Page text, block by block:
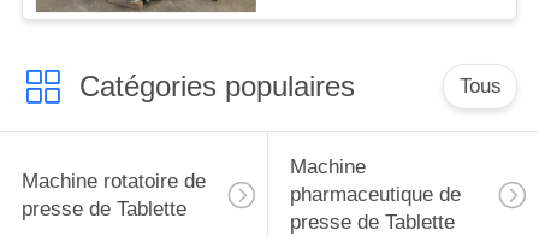
Catégories populaires Tous
Machine rotatoire de
presse de Tablette
Machine
pharmaceutique de
presse de Tablette